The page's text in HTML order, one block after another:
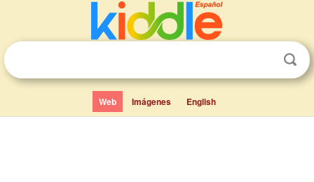
Web Imágenes English